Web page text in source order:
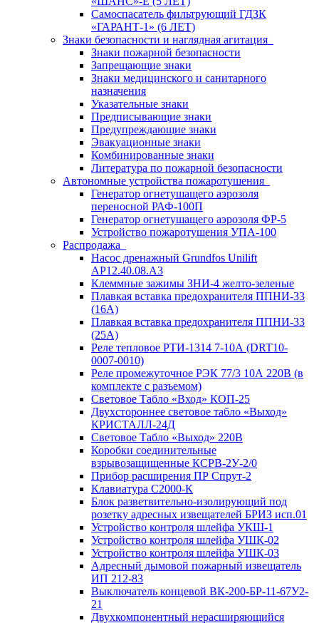
Самоспасатель фильтрующий ГДЗК
«ГАРАНТ-1» (6 ЛЕТ)
Знаки безопасности и наглядная агитация
Знаки пожарной безопасности
Запрещающие знаки
Знаки медицинского и санитарного
назначения
Указательные знаки
Предписывающие знаки
Предупреждающие знаки
Эвакуационные знаки
Комбинированные знаки
Литература по пожарной безопасности
Автономные устройства пожаротушения
Генератор огнетушащего аэрозоля
переносной РАФ-100П
Генератор огнетушащего аэрозоля ФР-5
Устройство пожаротушения УПА-100
Распродажа
Насос дренажный Grundfos Unilift
АP12.40.08.A3
Клеммные зажимы ЗНИ-4 желто-зеленые
Плавкая вставка предохранителя ППНИ-33
(16А)
Плавкая вставка предохранителя ППНИ-33
(25А)
Реле тепловое РТИ-1314 7-10А (DRT10-
0007-0010)
Реле промежуточное РЭК 77/3 10А 220В (в
комплекте с разъемом)
Световое Табло «Вход» КОП-25
Двухстороннее световое табло «Выход»
КРИСТАЛЛ-24Д
Световое Табло «Выход» 220В
Коробки соединительные
взрывозащищенные КСРВ-2У-2/0
Прибор расширения ПР Спрут-2
Клавиатура С2000-К
Блок разветвительно-изолирующий под
розетку адресных извещателей БРИЗ исп.01
Устройство контроля шлейфа УКШ-1
Устройство контроля шлейфа УШК-02
Устройство контроля шлейфа УШК-03
Адресный дымовой пожарный извещатель
ИП 212-83
Выключатель концевой ВК-200-БР-11-67У2-
21
Двухкомпонентный нерасширяющийся